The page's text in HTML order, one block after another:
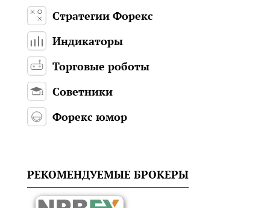
Стратегии Форекс
Индикаторы
Торговые роботы
Советники
Форекс юмор
РЕКОМЕНДУЕМЫЕ БРОКЕРЫ